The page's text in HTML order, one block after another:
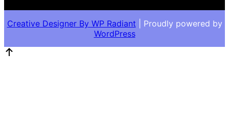
Creative Designer By WP Radiant | Proudly powered by
WordPress